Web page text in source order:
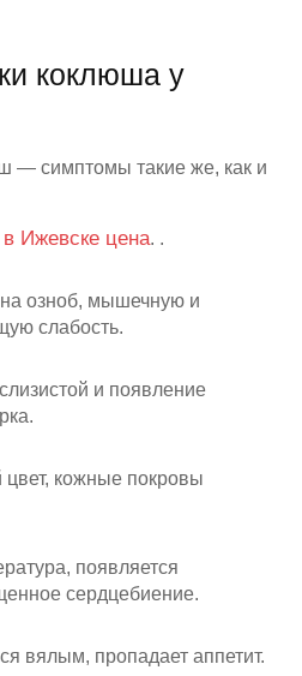
коклюша у
— симптомы такие же, как и
Ижевске цена. .
озноб, мышечную и
слабость.
и появление
кожные покровы
появляется
сердцебиение.
вялым, пропадает аппетит.